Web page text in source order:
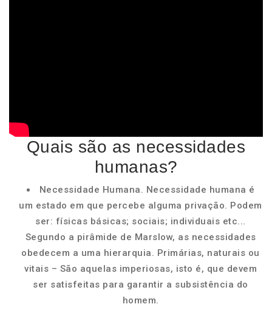
Quais são as necessidades
humanas?
Necessidade Humana. Necessidade humana é
um estado em que percebe alguma privação. Podem
ser: físicas básicas; sociais; individuais etc...
Segundo a pirâmide de Marslow, as necessidades
obedecem a uma hierarquia. Primárias, naturais ou
vitais – São aquelas imperiosas, isto é, que devem
ser satisfeitas para garantir a subsistência do
homem.